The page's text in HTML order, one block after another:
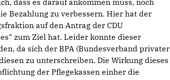
dass es darauf ankommen muss, noch
Bezahlung zu verbessern. Hier hat der
auf den Antrag der CDU
zum Ziel hat. Leider konnte dieser
da sich der BPA (Bundesverband privater
zu unterschreiben. Die Wirkung dieses
der Pflegekas­sen einher die